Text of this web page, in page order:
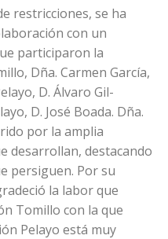
restricciones, se ha
con un
participaron la
Dña. Carmen García,
D. Álvaro Gil-
D. José Boada. Dña.
por la amplia
desarrollan, destacando
persiguen. Por su
la labor que
Tomillo con la que
Pelayo está muy